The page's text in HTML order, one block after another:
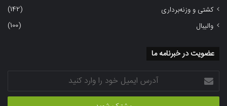
کشتی و وزنه‌برداری
(142)
والیبال
(100)
عضویت در خبرنامه ما
آدرس
ایمیل
خود